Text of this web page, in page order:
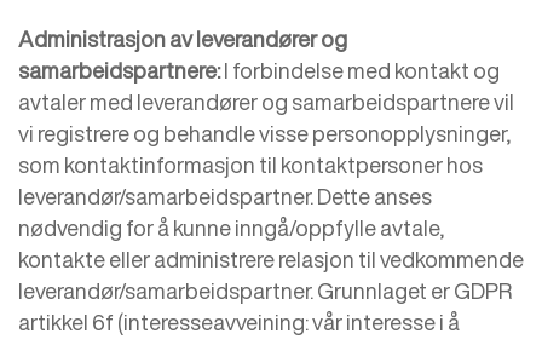
Administrasjon av leverandører og
samarbeidspartnere:I forbindelse med kontakt og
avtaler med leverandører og samarbeidspartnere vil
vi registrere og behandle visse personopplysninger,
som kontaktinformasjon til kontaktpersoner hos
leverandør/samarbeidspartner. Dette anses
nødvendig for å kunne inngå/oppfylle avtale,
kontakte eller administrere relasjon til vedkommende
leverandør/samarbeidspartner. Grunnlaget er GDPR
artikkel 6f (interesseavveining: vår interesse i å